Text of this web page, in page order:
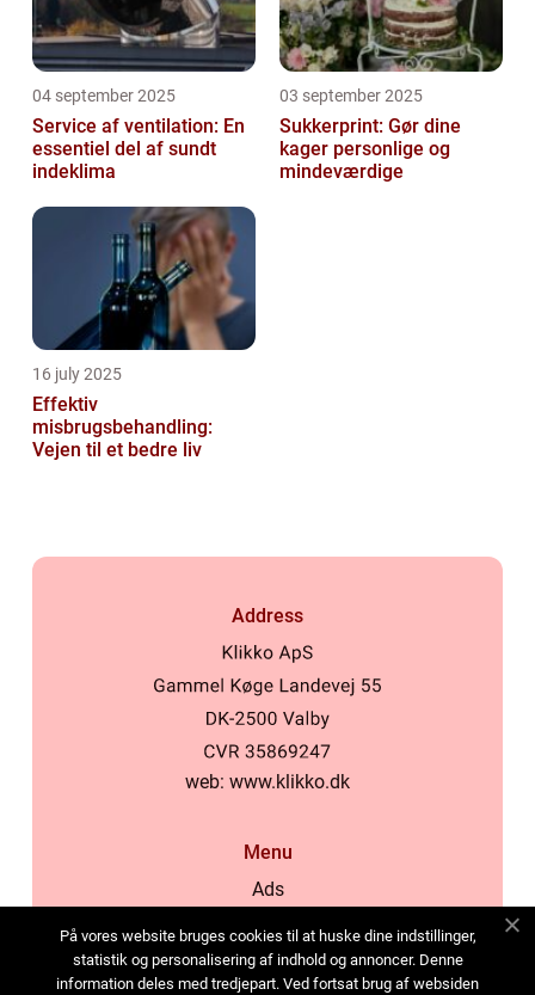
04 september 2025
Service af ventilation: En
essentiel del af sundt
indeklima
03 september 2025
Sukkerprint: Gør dine
kager personlige og
mindeværdige
16 july 2025
Effektiv
misbrugsbehandling:
Vejen til et bedre liv
Address
web: www.klikko.dk
Menu
Ads
Cookies
Contact
På vores website bruges cookies til at huske dine indstillinger,
statistik og personalisering af indhold og annoncer. Denne
information deles med tredjepart. Ved fortsat brug af websiden